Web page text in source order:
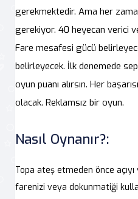
gerekmektedir. Ama her
gerekiyor. 40 heyecan verici
Fare mesafesi gücü
belirleyecek. İlk denemede
oyun puanı alırsın. Her
olacak. Reklamsız bir oyun.
Nasıl Oynanır?:
Topa ateş etmeden önce
farenizi veya dokunmatiği